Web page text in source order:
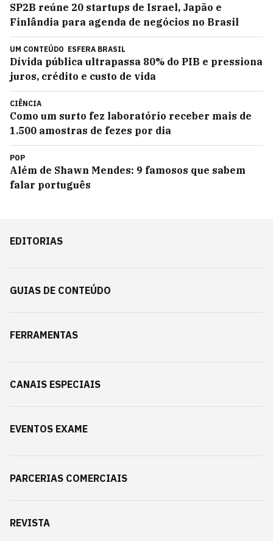
SP2B reúne 20 startups de Israel, Japão e
Finlândia para agenda de negócios no Brasil
UM CONTEÚDO ESFERA BRASIL
Dívida pública ultrapassa 80% do PIB e pressiona
juros, crédito e custo de vida
CIÊNCIA
Como um surto fez laboratório receber mais de
1.500 amostras de fezes por dia
POP
Além de Shawn Mendes: 9 famosos que sabem
falar português
EDITORIAS
GUIAS DE CONTEÚDO
FERRAMENTAS
CANAIS ESPECIAIS
EVENTOS EXAME
PARCERIAS COMERCIAIS
REVISTA